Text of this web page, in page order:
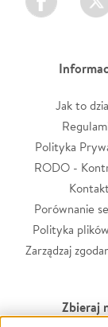
Jak to
Polityka
RODO -
Kontakt
Porównanie
Polityka
Zarządzaj
Zbieraj